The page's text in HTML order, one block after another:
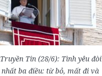
Tin (28/6): Tình yêu đòi
ba điều: từ bỏ, mất đi và